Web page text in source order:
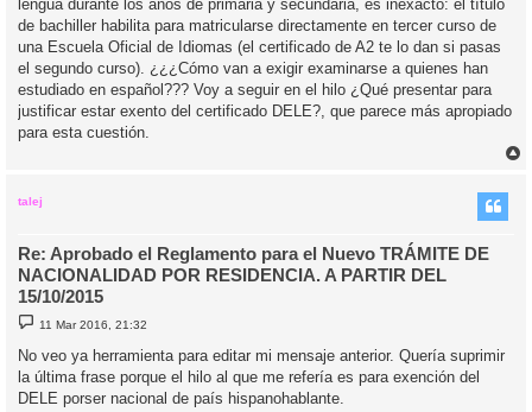
lengua durante los años de primaria y secundaria, es inexacto: el título
de bachiller habilita para matricularse directamente en tercer curso de
una Escuela Oficial de Idiomas (el certificado de A2 te lo dan si pasas
el segundo curso). ¿¿¿Cómo van a exigir examinarse a quienes han
estudiado en español??? Voy a seguir en el hilo ¿Qué presentar para
justificar estar exento del certificado DELE?, que parece más apropiado
para esta cuestión.
talej
Re: Aprobado el Reglamento para el Nuevo TRÁMITE DE
NACIONALIDAD POR RESIDENCIA. A PARTIR DEL
15/10/2015
M
e
s
a
j
e
11 Mar 2016, 21:32
No veo ya herramienta para editar mi mensaje anterior. Quería suprimir
la última frase porque el hilo al que me refería es para exención del
DELE porser nacional de país hispanohablante.